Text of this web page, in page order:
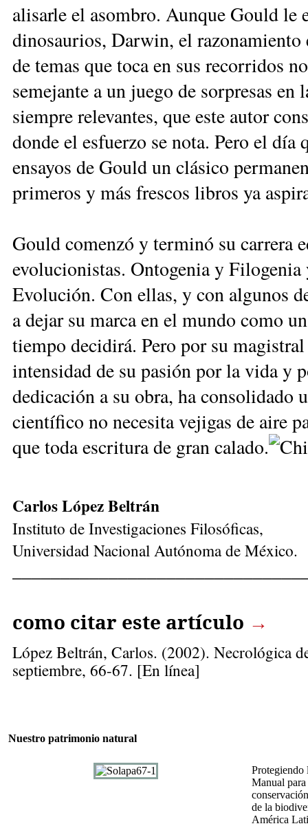
alisarle el asombro. Aunque Gould le
dinosaurios, Darwin, el
de temas que toca en sus recorridos
semejante a un juego de sorpresas en
siempre relevantes, que este autor
donde el esfuerzo se nota. Pero el día
ensayos de Gould un clásico
primeros y más frescos libros ya
Gould comenzó y terminó su carrera
evolucionistas. Ontogenia y
Evolución. Con ellas, y con algunos
a dejar su marca en el mundo como
tiempo decidirá. Pero por su
intensidad de su pasión por la vida y
dedicación a su obra, ha consolidado
científico no necesita vejigas de aire
que toda escritura de gran calado.
Carlos López Beltrán
Instituto de Investigaciones Filosóficas,
Universidad Nacional Autónoma de México.
como citar este artículo →
López Beltrán, Carlos. (2002). Necrológica
septiembre, 66-67. [En línea]
Nuestro patrimonio natural
Protegiendo
Manual
conservación
de la
América